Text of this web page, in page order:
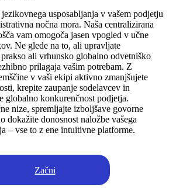
usposabljanja v vašem podjetju
nočna mora. Naša centralizirana
vam omogoča jasen vpogled v učne
Ne glede na to, ali upravljate
ali vrhunsko globalno odvetniško
prilagaja vašim potrebam. Z
v vaši ekipi aktivno zmanjšujete
krepite zaupanje sodelavcev in
globalno konkurenčnost podjetja.
nize, spremljajte izboljšave govorne
dokažite donosnost naložbe vašega
– vse to z ene intuitivne platforme.
Začni